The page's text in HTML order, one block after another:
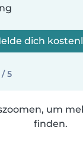
dich
5
um
finden.